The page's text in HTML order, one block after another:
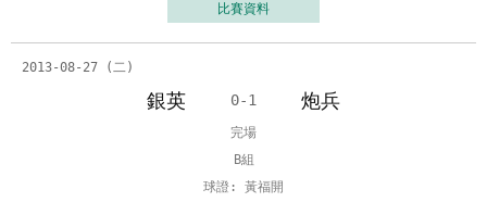
比賽資料
2013-08-27 (二)
銀英 0-1 炮兵
完場
B組
球證: 黃福開